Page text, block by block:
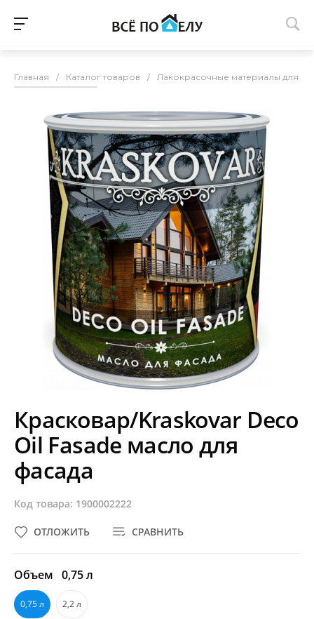
Главная / Каталог товаров / Лакокрасочные материалы для
Красковар/Kraskovar Deco
Oil Fasade масло для
фасада
Код товара: 1900002222
СРАВНИТЬ
ОТЛОЖИТЬ
Объем 0,75 л
0,75 л 2,2 л